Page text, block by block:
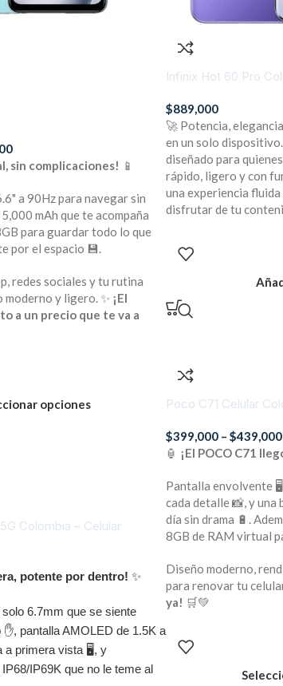
sin complicaciones! 📱
a 90Hz para navegar sin
mAh que te acompaña
para guardar todo lo que
por el espacio 💾.
redes sociales y tu rutina
moderno y ligero. ✨ ¡El
a un precio que te va a
opciones
Infinix Hot 60 Pro
$889,000
🚀 Potencia,
en un solo
diseñado para
rápido, ligero y con
una experiencia
disfrutar de tu
Poco C71 Celular
$399,000 – $439,000
🏮 ¡El POCO C71
Pantalla envolvente
cada detalle 📸, y
día sin drama 🔋.
8GB de RAM virtual
Diseño moderno,
para renovar tu
ya! 🛒💚
Colombia – Celular
potente por dentro! ✨
6.7mm que se siente
pantalla AMOLED de 1.5K a
a primera vista 🖥️, y
IP69K que no le teme al